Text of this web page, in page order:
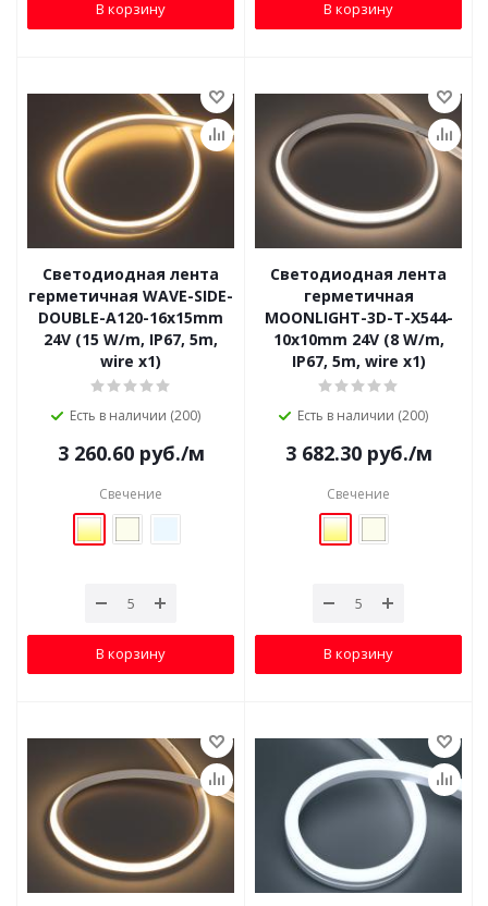
В корзину В корзину
Светодиодная лента
герметичная WAVE-SIDE-
DOUBLE-A120-16x15mm
24V (15 W/m, IP67, 5m,
wire x1)
Есть в наличии (200)
3 260.60руб./м
Свечение
В корзину
Светодиодная лента
герметичная
MOONLIGHT-3D-T-X544-
10x10mm 24V (8 W/m,
IP67, 5m, wire x1)
Есть в наличии (200)
3 682.30руб./м
Свечение
В корзину